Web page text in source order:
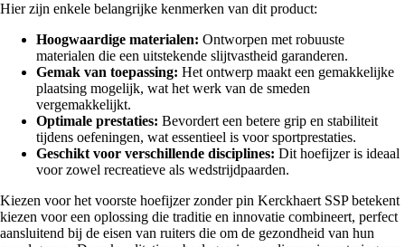
Hier zijn enkele belangrijke kenmerken van dit product:
Hoogwaardige materialen: Ontworpen met robuuste
materialen die een uitstekende slijtvastheid garanderen.
Gemak van toepassing: Het ontwerp maakt een gemakkelijke
plaatsing mogelijk, wat het werk van de smeden
vergemakkelijkt.
Optimale prestaties: Bevordert een betere grip en stabiliteit
tijdens oefeningen, wat essentieel is voor sportprestaties.
Geschikt voor verschillende disciplines: Dit hoefijzer is ideaal
voor zowel recreatieve als wedstrijdpaarden.
Kiezen voor het voorste hoefijzer zonder pin Kerckhaert SSP betekent
kiezen voor een oplossing die traditie en innovatie combineert, perfect
aansluitend bij de eisen van ruiters die om de gezondheid van hun